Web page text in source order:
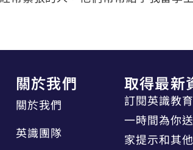
關於我們
關於我們
英識團隊
取得最新
訂閱英識教
一時間為你
家提示和其